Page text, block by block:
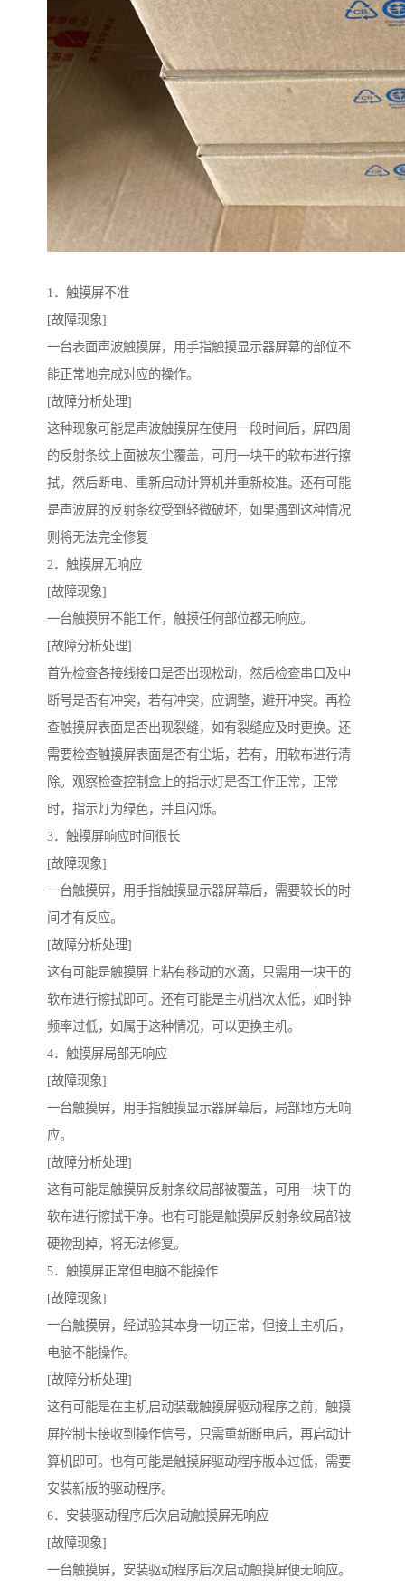
1．触摸屏不准
[故障现象]
一台表面声波触摸屏，用手指触摸显示器屏幕的部位不
能正常地完成对应的操作。
[故障分析处理]
这种现象可能是声波触摸屏在使用一段时间后，屏四周
的反射条纹上面被灰尘覆盖，可用一块干的软布进行擦
拭，然后断电、重新启动计算机并重新校准。还有可能
是声波屏的反射条纹受到轻微破坏，如果遇到这种情况
则将无法完全修复
2．触摸屏无响应
[故障现象]
一台触摸屏不能工作，触摸任何部位都无响应。
[故障分析处理]
首先检查各接线接口是否出现松动，然后检查串口及中
断号是否有冲突，若有冲突，应调整，避开冲突。再检
查触摸屏表面是否出现裂缝，如有裂缝应及时更换。还
需要检查触摸屏表面是否有尘垢，若有，用软布进行清
除。观察检查控制盒上的指示灯是否工作正常，正常
时，指示灯为绿色，并且闪烁。
3．触摸屏响应时间很长
[故障现象]
一台触摸屏，用手指触摸显示器屏幕后，需要较长的时
间才有反应。
[故障分析处理]
这有可能是触摸屏上粘有移动的水滴，只需用一块干的
软布进行擦拭即可。还有可能是主机档次太低，如时钟
频率过低，如属于这种情况，可以更换主机。
4．触摸屏局部无响应
[故障现象]
一台触摸屏，用手指触摸显示器屏幕后，局部地方无响
应。
[故障分析处理]
这有可能是触摸屏反射条纹局部被覆盖，可用一块干的
软布进行擦拭干净。也有可能是触摸屏反射条纹局部被
硬物刮掉，将无法修复。
5．触摸屏正常但电脑不能操作
[故障现象]
一台触摸屏，经试验其本身一切正常，但接上主机后，
电脑不能操作。
[故障分析处理]
这有可能是在主机启动装载触摸屏驱动程序之前，触摸
屏控制卡接收到操作信号，只需重新断电后，再启动计
算机即可。也有可能是触摸屏驱动程序版本过低，需要
安装新版的驱动程序。
6．安装驱动程序后次启动触摸屏无响应
[故障现象]
一台触摸屏，安装驱动程序后次启动触摸屏便无响应。